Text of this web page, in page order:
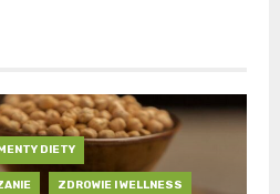
DIETY
ZDROWIE I WELLNESS